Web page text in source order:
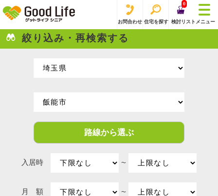
お問合わせ 住宅を探す
0
検討リスト メニュー
絞り込み・再検索する
路線から選ぶ
入居時 〜
月 額 〜